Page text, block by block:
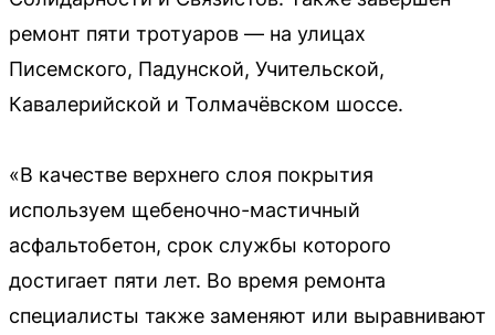
ремонт пяти тротуаров — на улицах
Писемского, Падунской, Учительской,
Кавалерийской и Толмачёвском шоссе.
«В качестве верхнего слоя покрытия
используем щебеночно-мастичный
асфальтобетон, срок службы которого
достигает пяти лет. Во время ремонта
специалисты также заменяют или выравнивают